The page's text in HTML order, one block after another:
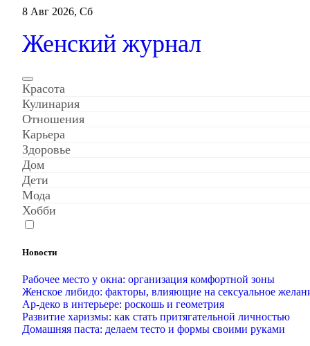
Перейти
содержанию
8 Авг 2026, Сб
Женский журнал
Красота
Кулинария
Отношения
Карьера
Здоровье
Дом
Дети
Мода
Хобби
Новости
Рабочее место у окна: организация комфортной зоны
Женское либидо: факторы, влияющие на сексуальное
Ар-деко в интерьере: роскошь и геометрия
Развитие харизмы: как стать притягательной личностью
Домашняя паста: делаем тесто и формы своими руками